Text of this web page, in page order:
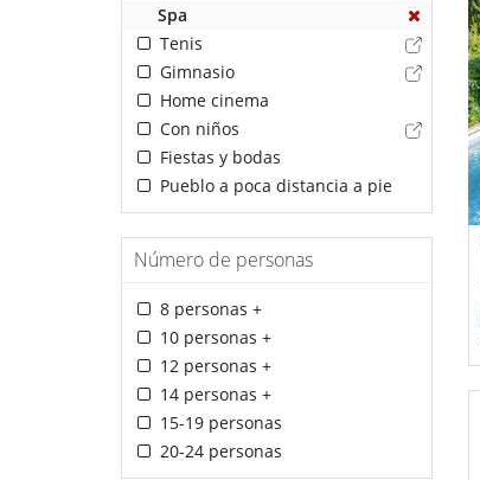
Spa
Tenis
Gimnasio
Home cinema
Con niños
Fiestas y bodas
Pueblo a poca distancia a pie
Número de personas
8 personas +
10 personas +
12 personas +
14 personas +
15-19 personas
20-24 personas